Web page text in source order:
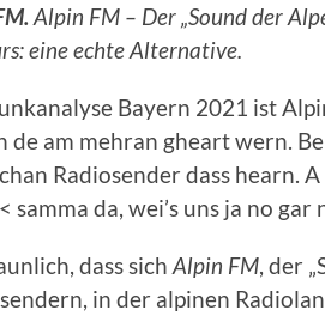
Alpin FM – Der „Sound der
eine echte Alternative.
Bayern 2021 ist
de am mehran gheart wern.
Radiosender dass hearn. A
da, wei’s uns ja no gar
dass sich Alpin FM, der
in der alpinen